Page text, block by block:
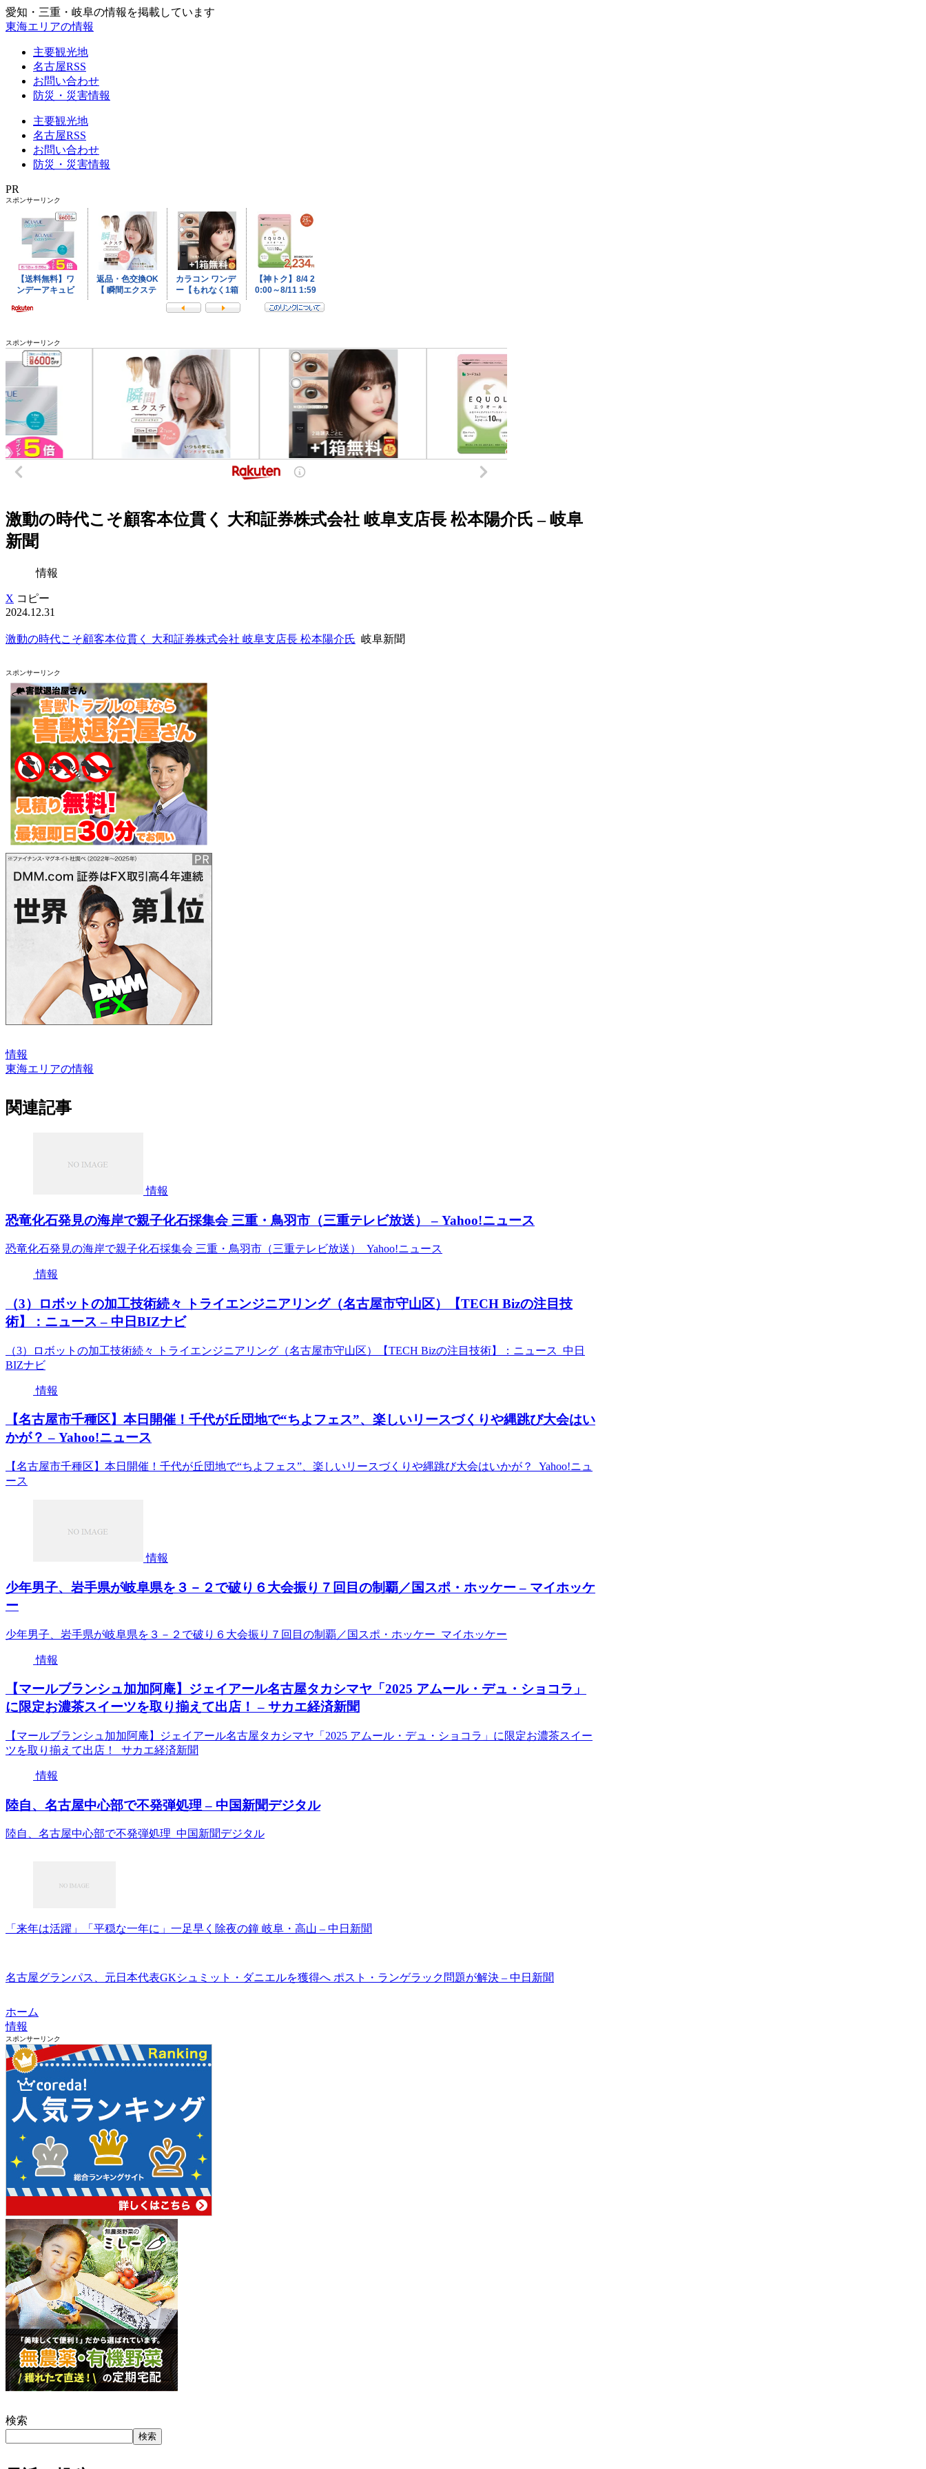
愛知・三重・岐阜の情報を掲載しています
東海エリアの情報
主要観光地
名古屋RSS
お問い合わせ
防災・災害情報
主要観光地
名古屋RSS
お問い合わせ
防災・災害情報
PR
スポンサーリンク
スポンサーリンク
激動の時代こそ顧客本位貫く 大和証券株式会社 岐阜支店長 松本陽介氏 – 岐阜
新聞
情報
X コピー
2024.12.31
激動の時代こそ顧客本位貫く 大和証券株式会社 岐阜支店長 松本陽介氏 岐阜新聞
スポンサーリンク
情報
東海エリアの情報
関連記事
情報
恐竜化石発見の海岸で親子化石採集会 三重・鳥羽市（三重テレビ放送） – Yahoo!ニュース
恐竜化石発見の海岸で親子化石採集会 三重・鳥羽市（三重テレビ放送） Yahoo!ニュース
情報
（3）ロボットの加工技術続々 トライエンジニアリング（名古屋市守山区）【TECH Bizの注目技
術】：ニュース – 中日BIZナビ
（3）ロボットの加工技術続々 トライエンジニアリング（名古屋市守山区）【TECH Bizの注目技術】：ニュース 中日
BIZナビ
情報
【名古屋市千種区】本日開催！千代が丘団地で“ちよフェス”、楽しいリースづくりや縄跳び大会はい
かが？ – Yahoo!ニュース
【名古屋市千種区】本日開催！千代が丘団地で“ちよフェス”、楽しいリースづくりや縄跳び大会はいかが？ Yahoo!ニュ
ース
情報
少年男子、岩手県が岐阜県を３－２で破り６大会振り７回目の制覇／国スポ・ホッケー – マイホッケ
ー
少年男子、岩手県が岐阜県を３－２で破り６大会振り７回目の制覇／国スポ・ホッケー マイホッケー
情報
【マールブランシュ加加阿庵】ジェイアール名古屋タカシマヤ「2025 アムール・デュ・ショコラ」
に限定お濃茶スイーツを取り揃えて出店！ – サカエ経済新聞
【マールブランシュ加加阿庵】ジェイアール名古屋タカシマヤ「2025 アムール・デュ・ショコラ」に限定お濃茶スイー
ツを取り揃えて出店！ サカエ経済新聞
情報
陸自、名古屋中心部で不発弾処理 – 中国新聞デジタル
陸自、名古屋中心部で不発弾処理 中国新聞デジタル
「来年は活躍」「平穏な一年に」一足早く除夜の鐘 岐阜・高山 – 中日新聞
名古屋グランパス、元日本代表GKシュミット・ダニエルを獲得へ ポスト・ランゲラック問題が解決 – 中日新聞
ホーム
情報
スポンサーリンク
検索
検索